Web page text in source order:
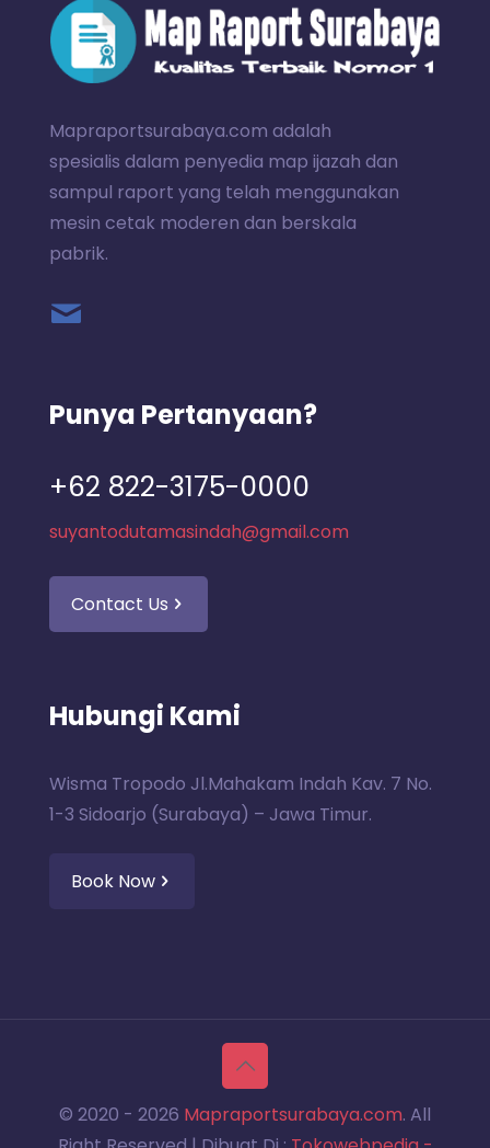
Mapraportsurabaya.com adalah
spesialis dalam penyedia map ijazah dan
sampul raport yang telah menggunakan
mesin cetak moderen dan berskala
pabrik.
Punya Pertanyaan?
+62 822-3175-0000
suyantodutamasindah@gmail.com
Contact Us
Hubungi Kami
Wisma Tropodo Jl.Mahakam Indah Kav. 7 No.
1-3 Sidoarjo (Surabaya) – Jawa Timur.
Book Now
© 2020 - 2026 Mapraportsurabaya.com. All